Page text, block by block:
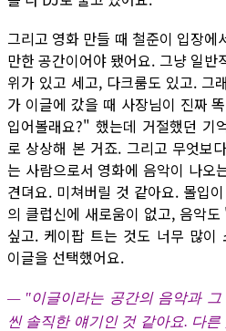
그리고 영화 만들 때 철준이 입장에
만한 공간이어야 됐어요. 그냥 일반
위가 있고 세고, 다크룸도 있고. 그
가 이글에 갔을 때 사장님이 진짜
입어볼래요?" 했는데 거절했던 기
로 상상해 본 거죠. 그리고 무엇보
는 사람으로서 영화에 음악이 나오
견뎌요. 미쳐버릴 것 같아요. 몰입
의 클럽신에 새로움이 없고, 음악
싶고. 케이팝 트는 것도 너무 많이
이글을 선택했어요.
— "이글이라는 공간의 음악과 그
씬 솔직한 얘기인 것 같아요. 다